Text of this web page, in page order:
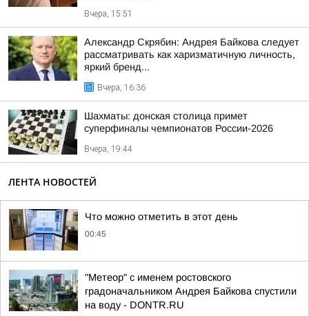
Вчера, 15:51
Александр Скрябин: Андрея Байкова следует
рассматривать как харизматичную личность,
яркий бренд...
Вчера, 16:36
Шахматы: донская столица примет
суперфиналы чемпионатов России-2026
Вчера, 19:44
ЛЕНТА НОВОСТЕЙ
Что можно отметить в этот день
00:45
"Метеор" с именем ростовского
градоначальником Андрея Байкова спустили
на воду - DONTR.RU